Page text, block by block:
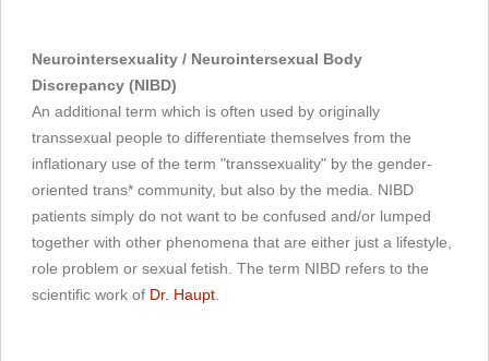
Neurointersexuality / Neurointersexual Body
Discrepancy (NIBD)
An additional term which is often used by originally
transsexual people to differentiate themselves from the
inflationary use of the term "transsexuality" by the gender-
oriented trans* community, but also by the media. NIBD
patients simply do not want to be confused and/or lumped
together with other phenomena that are either just a lifestyle,
role problem or sexual fetish. The term NIBD refers to the
scientific work of Dr. Haupt